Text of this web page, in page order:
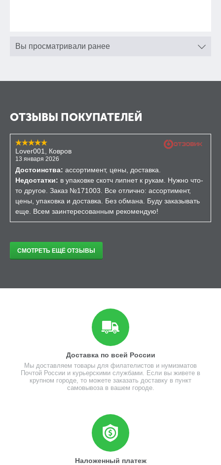
Вы просматривали ранее
ОТЗЫВЫ ПОКУПАТЕЛЕЙ
Lover001, Ковров
13 января 2026
Достоинства: ассортимент, цены, доставка.
Недостатки: в упаковке скотч липнет к рукам. Нужно что-
то другое. Заказ №171003. Все отлично: ассортимент,
цены, упаковка и доставка. Без обмана. Буду заказывать
еще. Всем заинтересованным рекомендую!
СМОТРЕТЬ ЕЩЁ ОТЗЫВЫ
Доставка по всей России
Мы доставляем товары для филателистов и нумизматов
Почтой России и курьерскими службами. Если вы живете в
крупном городе, то можете заказать доставку в пункт
самовывоза в вашем городе.
Наложенный платеж